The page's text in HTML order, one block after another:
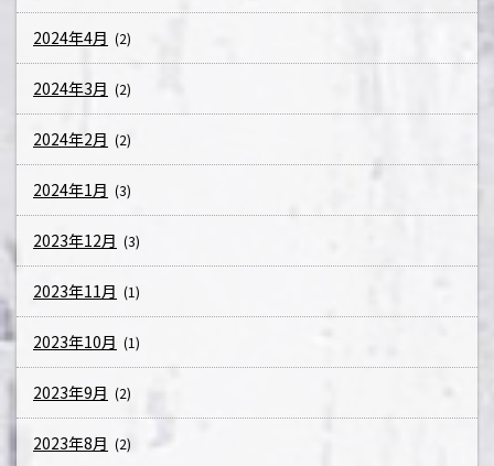
2024年4月 (2)
2024年3月 (2)
2024年2月 (2)
2024年1月 (3)
2023年12月 (3)
2023年11月 (1)
2023年10月 (1)
2023年9月 (2)
2023年8月 (2)